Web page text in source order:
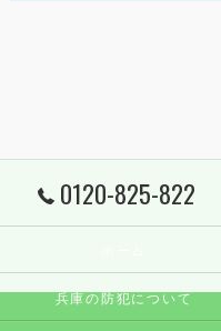
0120-825-822
兵庫の防犯について